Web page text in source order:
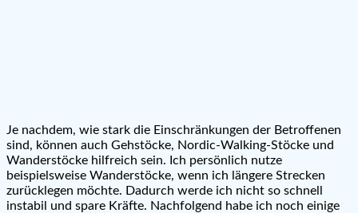
Je nachdem, wie stark die Einschränkungen der Betroffenen
sind, können auch Gehstöcke, Nordic-Walking-Stöcke und
Wanderstöcke hilfreich sein. Ich persönlich nutze
beispielsweise Wanderstöcke, wenn ich längere Strecken
zurücklegen möchte. Dadurch werde ich nicht so schnell
instabil und spare Kräfte. Nachfolgend habe ich noch einige